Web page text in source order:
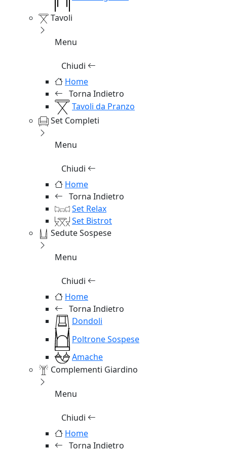
Tavoli
Menu
Chiudi
Home
Torna Indietro
Tavoli da Pranzo
Set Completi
Menu
Chiudi
Home
Torna Indietro
Set Relax
Set Bistrot
Sedute Sospese
Menu
Chiudi
Home
Torna Indietro
Dondoli
Poltrone Sospese
Amache
Complementi Giardino
Menu
Chiudi
Home
Torna Indietro